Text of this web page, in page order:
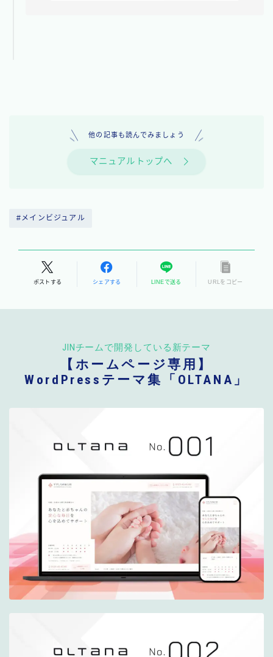
他の記事も読んでみましょう
マニュアルトップへ
#メインビジュアル
ポストする シェアする LINEで送る URLをコピー
JINチームで開発している新テーマ
【ホームページ専用】
WordPressテーマ集「OLTANA」